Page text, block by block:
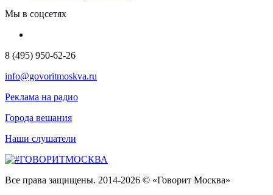
Мы в соцсетях
8 (495) 950-62-26
info@govoritmoskva.ru
Реклама на радио
Города вещания
Наши слушатели
Все права защищены. 2014-2026 © «Говорит Москва»